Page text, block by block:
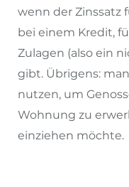
wenn der Zinssatz
bei einem Kredit,
Zulagen (also ein
gibt. Übrigens:
nutzen, um
Wohnung zu
einziehen möchte.